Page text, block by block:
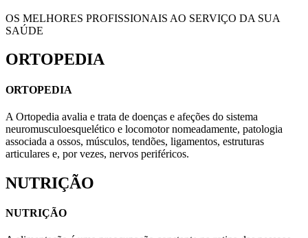
OS MELHORES PROFISSIONAIS AO SERVIÇO DA SUA
SAÚDE
ORTOPEDIA
ORTOPEDIA
A Ortopedia avalia e trata de doenças e afeções do sistema
neuromusculoesquelético e locomotor nomeadamente, patologia
associada a ossos, músculos, tendões, ligamentos, estruturas
articulares e, por vezes, nervos periféricos.
NUTRIÇÃO
NUTRIÇÃO